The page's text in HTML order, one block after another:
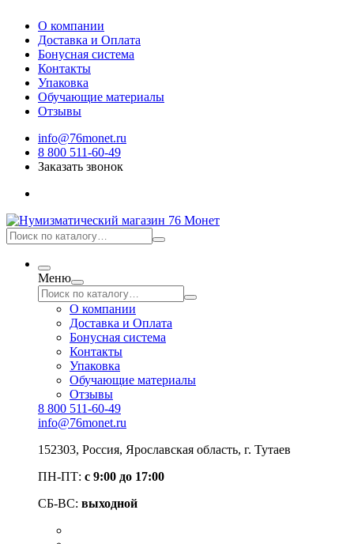
О компании
Доставка и Оплата
Бонусная система
Контакты
Упаковка
Обучающие материалы
Отзывы
info@76monet.ru
8 800 511-60-49
Заказать звонок
Меню
О компании
Доставка и Оплата
Бонусная система
Контакты
Упаковка
Обучающие материалы
Отзывы
8 800 511-60-49
info@76monet.ru
152303, Россия, Ярославская область, г. Тутаев
ПН-ПТ: с 9:00 до 17:00
СБ-ВС: выходной